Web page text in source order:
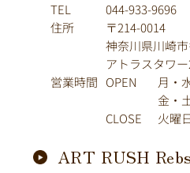
TEL
044-933-9696
住所
〒214-0014
神奈川県川崎
アトラスタワ
営業時間 OPEN
月・
金・
CLOSE
火曜
ART RUSH